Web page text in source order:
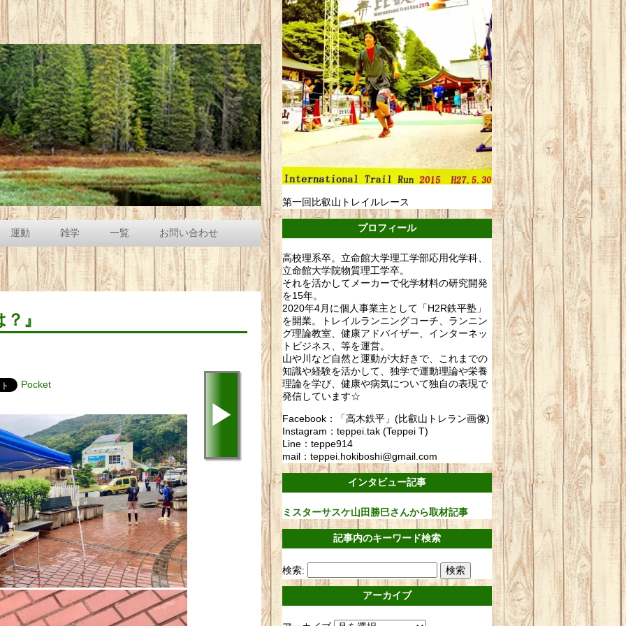
運動 雑学 一覧 お問い合わせ
』
Pocket
▶
第一回比叡山トレイルレース
プロフィール
高校理系卒。立命館大学理工学部応用化学科、
立命館大学院物質理工学卒。
それを活かしてメーカーで化学材料の研究開発
を15年。
2020年4月に個人事業主として「H2R鉄平塾」
を開業。トレイルランニングコーチ、ランニン
グ理論教室、健康アドバイザー、インターネッ
トビジネス、等を運営。
山や川など自然と運動が大好きで、これまでの
知識や経験を活かして、独学で運動理論や栄養
理論を学び、健康や病気について独自の表現で
発信しています☆
Facebook：「高木鉄平」(比叡山トレラン画像)
Instagram：teppei.tak (Teppei T)
Line：teppe914
mail：teppei.hokiboshi@gmail.com
インタビュー記事
ミスターサスケ山田勝巳さんから取材記事
記事内のキーワード検索
検索:
アーカイブ